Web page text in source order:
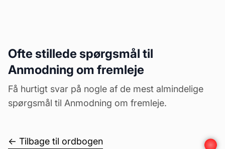
Ofte stillede spørgsmål til
Anmodning om fremleje
Få hurtigt svar på nogle af de mest almindelige
spørgsmål til Anmodning om fremleje.
← Tilbage til ordbogen